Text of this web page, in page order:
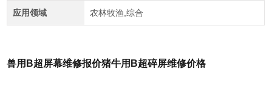
应用领域 农林牧渔,综合
兽用B超屏幕维修报价猪牛用B超碎屏维修价格